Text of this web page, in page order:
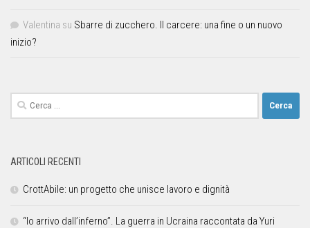
Valentina su Sbarre di zucchero. Il carcere: una fine o un nuovo
inizio?
ARTICOLI RECENTI
CrottAbile: un progetto che unisce lavoro e dignità
“Io arrivo dall’inferno”. La guerra in Ucraina raccontata da Yuri